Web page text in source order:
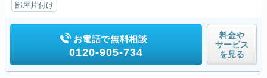
部屋片付け
お電話で無料相談
0120-905-734
料金や
サービス
を見る